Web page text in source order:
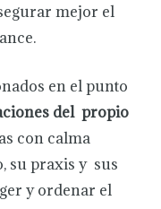
mejor el
en el punto
del propio
con calma
su praxis y sus
y ordenar el